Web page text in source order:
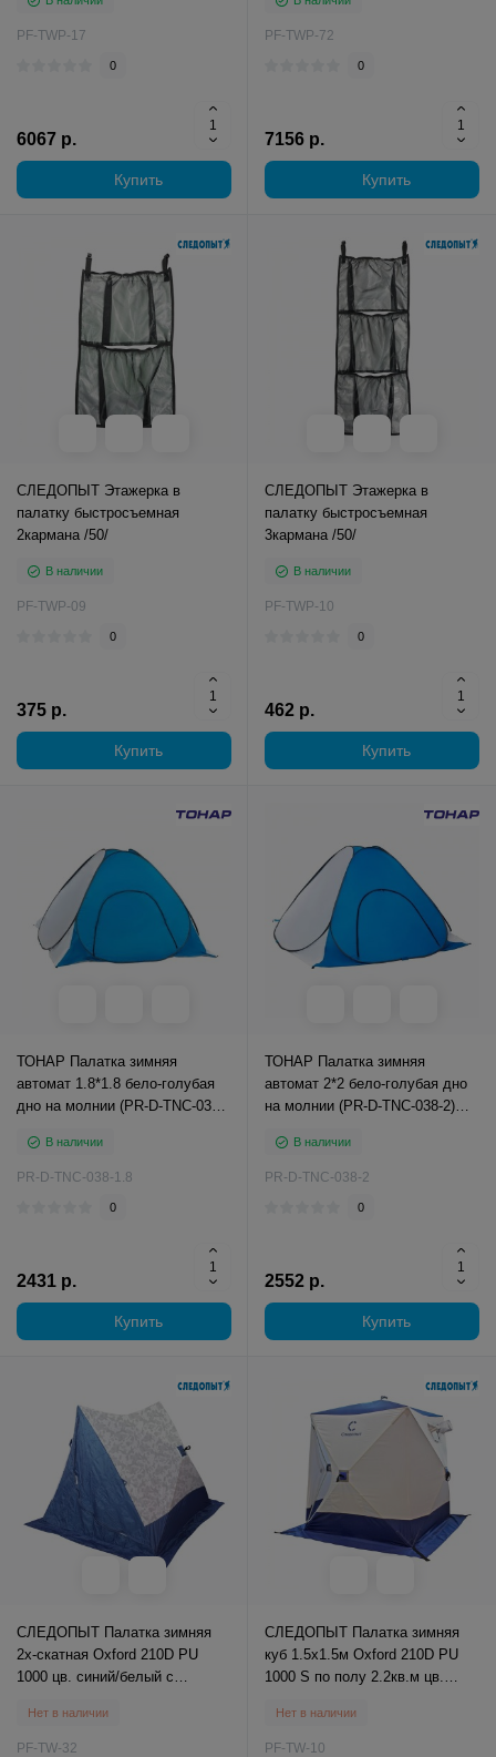
PF-TWP-17
0
6067 р.
Купить
PF-TWP-72
0
7156 р.
Купить
СЛЕДОПЫТ Этажерка в
палатку быстросъемная
2кармана /50/
В наличии
PF-TWP-09
0
375 р.
Купить
СЛЕДОПЫТ Этажерка в
палатку быстросъемная
3кармана /50/
В наличии
PF-TWP-10
0
462 р.
Купить
ТОНАР Палатка зимняя
автомат 1.8*1.8 бело-голубая
дно на молнии (PR-D-TNC-038-
В наличии
PR-D-TNC-038-1.8
0
2431 р.
Купить
ТОНАР Палатка зимняя
автомат 2*2 бело-голубая дно
на молнии (PR-D-TNC-038-2)
В наличии
PR-D-TNC-038-2
0
2552 р.
Купить
СЛЕДОПЫТ Палатка зимняя
2х-скатная Oxford 210D PU
1000 цв. синий/белый с
Нет в наличии
PF-TW-32
СЛЕДОПЫТ Палатка зимняя
куб 1.5х1.5м Oxford 210D PU
1000 S по полу 2.2кв.м цв.
Нет в наличии
PF-TW-10